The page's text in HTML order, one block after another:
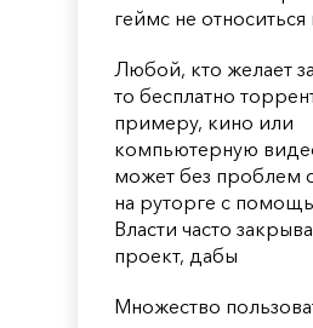
геймс не
Любой, кто желает
то бесплатно
примеру, кино или
компьютерную
может без проблем
на руторге с
Власти часто
проект, дабы
Множество